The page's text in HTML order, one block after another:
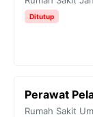
Ditutup
Perawat
Rumah Sakit